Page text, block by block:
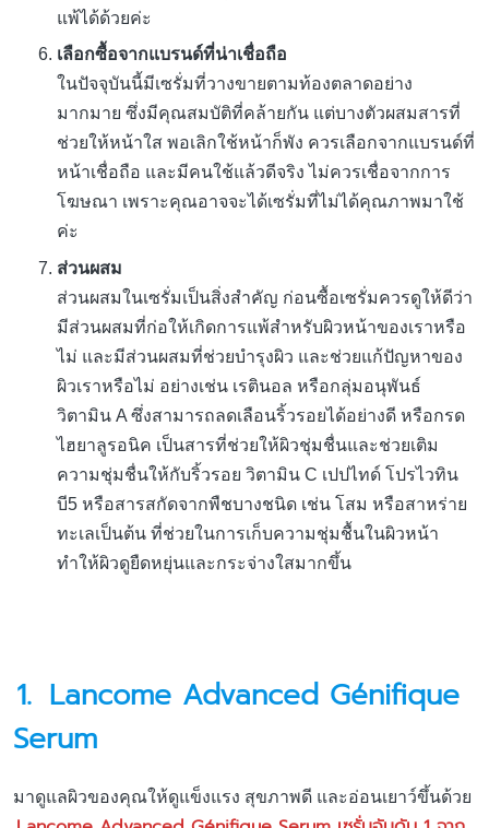
แพ้ได้ด้วยค่ะ
เลือกซื้อจากแบรนด์ที่น่าเชื่อถือ
ในปัจจุบันนี้มีเซรั่มที่วางขายตามท้องตลาดอย่าง
มากมาย ซึ่งมีคุณสมบัติที่คล้ายกัน แต่บางตัวผสมสารที่
ช่วยให้หน้าใส พอเลิกใช้หน้าก็พัง ควรเลือกจากแบรนด์ที่
หน้าเชื่อถือ และมีคนใช้แล้วดีจริง ไม่ควรเชื่อจากการ
โฆษณา เพราะคุณอาจจะได้เซรั่มที่ไม่ได้คุณภาพมาใช้
ค่ะ
ส่วนผสม
ส่วนผสมในเซรั่มเป็นสิ่งสำคัญ ก่อนซื้อเซรั่มควรดูให้ดีว่า
มีส่วนผสมที่ก่อให้เกิดการแพ้สำหรับผิวหน้าของเราหรือ
ไม่ และมีส่วนผสมที่ช่วยบำรุงผิว และช่วยแก้ปัญหาของ
ผิวเราหรือไม่ อย่างเช่น เรตินอล หรือกลุ่มอนุพันธ์
วิตามิน A ซึ่งสามารถลดเลือนริ้วรอยได้อย่างดี หรือกรด
ไฮยาลูรอนิค เป็นสารที่ช่วยให้ผิวชุ่มชื่นและช่วยเติม
ความชุ่มชื่นให้กับริ้วรอย วิตามิน C เปปไทด์ โปรไวทิน
บี5 หรือสารสกัดจากพืชบางชนิด เช่น โสม หรือสาหร่าย
ทะเลเป็นต้น ที่ช่วยในการเก็บความชุ่มชื้นในผิวหน้า
ทำให้ผิวดูยืดหยุ่นและกระจ่างใสมากขึ้น
1. Lancome Advanced Génifique
Serum
มาดูแลผิวของคุณให้ดูแข็งแรง สุขภาพดี และอ่อนเยาว์ขึ้นด้วย